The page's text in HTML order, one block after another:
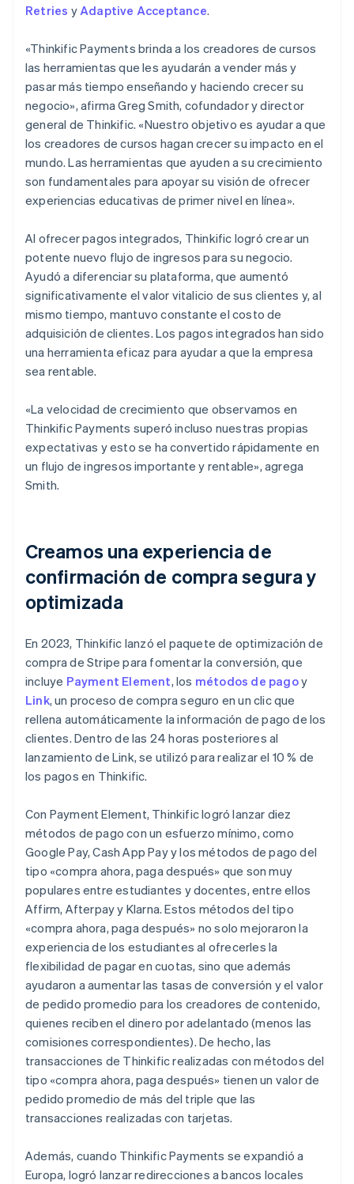
Retries y Adaptive Acceptance.
«Thinkific Payments brinda a los creadores de cursos
las herramientas que les ayudarán a vender más y
pasar más tiempo enseñando y haciendo crecer su
negocio», afirma Greg Smith, cofundador y director
general de Thinkific. «Nuestro objetivo es ayudar a que
los creadores de cursos hagan crecer su impacto en el
mundo. Las herramientas que ayuden a su crecimiento
son fundamentales para apoyar su visión de ofrecer
experiencias educativas de primer nivel en línea».
Al ofrecer pagos integrados, Thinkific logró crear un
potente nuevo flujo de ingresos para su negocio.
Ayudó a diferenciar su plataforma, que aumentó
significativamente el valor vitalicio de sus clientes y, al
mismo tiempo, mantuvo constante el costo de
adquisición de clientes. Los pagos integrados han sido
una herramienta eficaz para ayudar a que la empresa
sea rentable.
«La velocidad de crecimiento que observamos en
Thinkific Payments superó incluso nuestras propias
expectativas y esto se ha convertido rápidamente en
un flujo de ingresos importante y rentable», agrega
Smith.
Creamos una experiencia de
confirmación de compra segura y
optimizada
En 2023, Thinkific lanzó el paquete de optimización de
compra de Stripe para fomentar la conversión, que
incluye Payment Element, los métodos de pagoy
Link, un proceso de compra seguro en un clic que
rellena automáticamente la información de pago de los
clientes. Dentro de las 24 horas posteriores al
lanzamiento de Link, se utilizó para realizar el 10 % de
los pagos en Thinkific.
Con Payment Element, Thinkific logró lanzar diez
métodos de pago con un esfuerzo mínimo, como
Google Pay, Cash App Pay y los métodos de pago del
tipo «compra ahora, paga después» que son muy
populares entre estudiantes y docentes, entre ellos
Affirm, Afterpay y Klarna. Estos métodos del tipo
«compra ahora, paga después» no solo mejoraron la
experiencia de los estudiantes al ofrecerles la
flexibilidad de pagar en cuotas, sino que además
ayudaron a aumentar las tasas de conversión y el valor
de pedido promedio para los creadores de contenido,
quienes reciben el dinero por adelantado (menos las
comisiones correspondientes). De hecho, las
transacciones de Thinkific realizadas con métodos del
tipo «compra ahora, paga después» tienen un valor de
pedido promedio de más del triple que las
transacciones realizadas con tarjetas.
Además, cuando Thinkific Payments se expandió a
Europa, logró lanzar redirecciones a bancos locales